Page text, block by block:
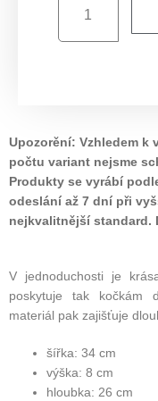
Upozorění: Vzhledem k
počtu variant nejsme
Produkty se vyrábí
odeslání až 7 dní při
nejkvalitnější standard.
V jednoduchosti je
poskytuje tak kočkám
materiál pak zajišťuje
šířka: 34 cm
výška: 8 cm
hloubka: 26 cm